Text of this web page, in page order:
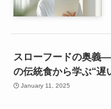
スローフードの奥義
の伝統食から学ぶ“遅
January 11, 2025